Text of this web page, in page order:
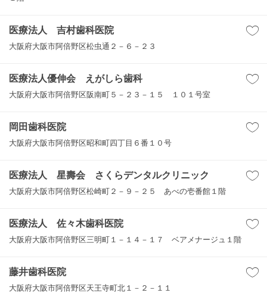
医療法人 吉村歯科医院
大阪府大阪市阿倍野区松虫通２－６－２３
医療法人優伸会 えがしら歯科
大阪府大阪市阿倍野区阪南町５－２３－１５ １０１号室
岡田歯科医院
大阪府大阪市阿倍野区昭和町四丁目６番１０号
医療法人 星壽会 さくらデンタルクリニック
大阪府大阪市阿倍野区松崎町２－９－２５ あべの壱番館１階
医療法人 佐々木歯科医院
大阪府大阪市阿倍野区三明町１－１４－１７ ベアメナージュ１階
藤井歯科医院
大阪府大阪市阿倍野区天王寺町北１－２－１１